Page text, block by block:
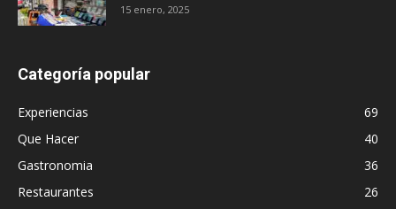
15 enero, 2025
Categoría popular
Experiencias
69
Que Hacer
40
Gastronomia
36
Restaurantes
26